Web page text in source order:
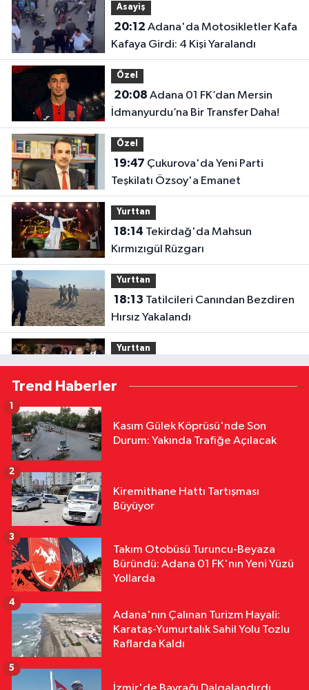
Asayiş
20:12
Kafaya Girdi: 4 Kişi Yaralandı
Özel
20:08
İdmanyurdu’na Bir Transfer Daha!
Özel
19:47
Teşkilatı Özsoy'a Emanet
Yurttan
18:14
Kırmızıgül Rüzgarı
Yurttan
18:13
Hırsız Yakalandı
Yurttan
18:12Bakan Şimşek, Gercüş'te
Toplu Açılış Törenine Katıldı
18:12 Sivas'ta Buğday Tarlasında
18:11Çalıntı Araçla 10 Kilometre
Yurttan
18:10Kar Maskeleriyle Araç Soyan
Trend Haberler
Kasım Gülek Köprüsü'nde Son
Durum: Yakında Trafiğe Açılacak
1
Kiremithane Hattı Tartışması
Büyüyor
2
Takım Otobüsü Turuncu-Beyaza
Büründü: Adana 01 FK'nın Yeni Yüzü
Yollarda
3
Adana'nın Çalınan Turizm Hayali:
Karataş-Yumurtalık Sahil Yolu Tozlu
Raflarda Kaldı
4
5